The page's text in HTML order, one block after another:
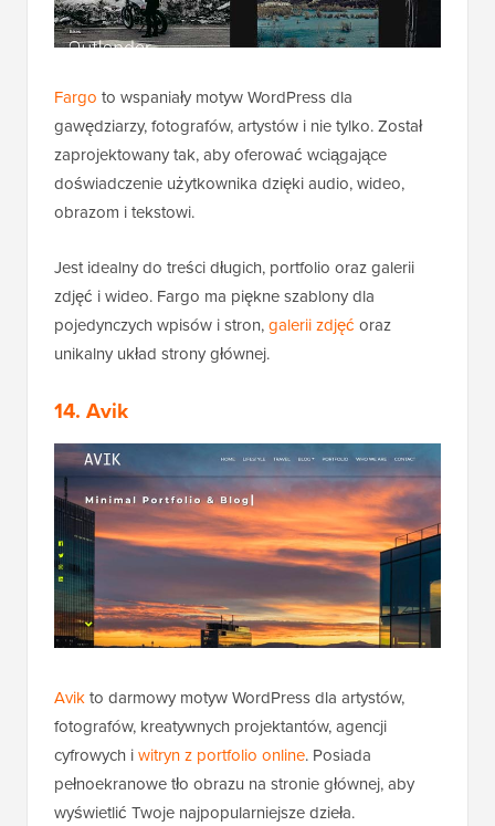
Fargo to wspaniały motyw WordPress dla
gawędziarzy, fotografów, artystów i nie tylko. Został
zaprojektowany tak, aby oferować wciągające
doświadczenie użytkownika dzięki audio, wideo,
obrazom i tekstowi.
Jest idealny do treści długich, portfolio oraz galerii
zdjęć i wideo. Fargo ma piękne szablony dla
pojedynczych wpisów i stron,galerii zdjęć oraz
unikalny układ strony głównej.
14. Avik
Avikto darmowy motyw WordPress dla artystów,
fotografów, kreatywnych projektantów, agencji
cyfrowych iwitryn z portfolio online. Posiada
pełnoekranowe tło obrazu na stronie głównej, aby
wyświetlić Twoje najpopularniejsze dzieła.